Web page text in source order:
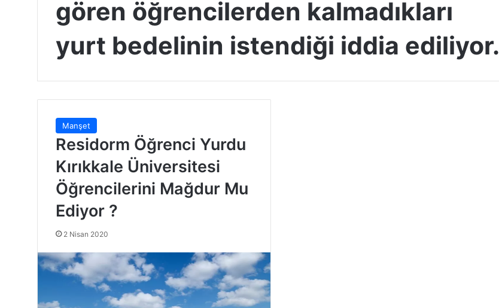
gören öğrencilerden kalmadıkları
yurt bedelinin istendiği iddia ediliyor.
Manşet
Residorm Öğrenci Yurdu
Kırıkkale Üniversitesi
Öğrencilerini Mağdur Mu
Ediyor ?
2 Nisan 2020